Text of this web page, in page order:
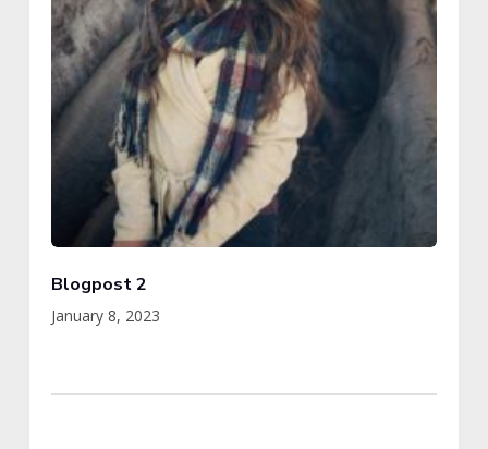
Blogpost 2
January 8, 2023